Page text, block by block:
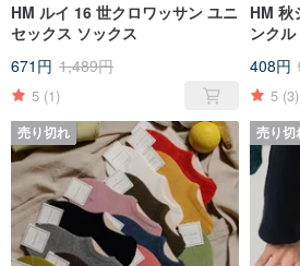
HM ルイ 16 世クロワッサン ユニ
セックス ソックス
671円 1,489円
5 (1)
HM 秋
ンク
408円
5 (3)
売り切れ 売り切